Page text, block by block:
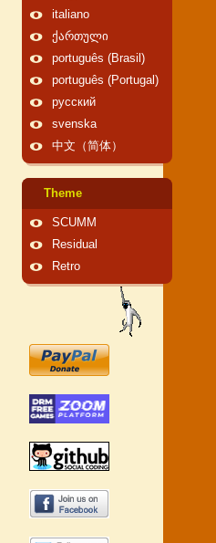
italiano
ქართული
português (Brasil)
português (Portugal)
русский
svenska
中文（简体）
Theme
SCUMM
Residual
Retro